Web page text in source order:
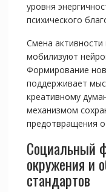
уровня
психического
Смена
мобилизуют
Формирование
поддерживает
креативному
механизмом
предотвращения
Социальный
окружения и
стандартов